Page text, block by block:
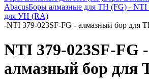
AbacusБоры алмазные для ТН (FG) - NTI
для УН (RA)
-NTI 379-023SF-FG - алмазный бор для
NTI 379-023SF-FG -
алмазный бор для